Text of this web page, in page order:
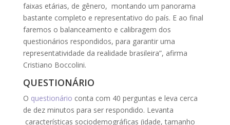
faixas etárias, de gênero, montando um panorama
bastante completo e representativo do país. E ao final
faremos o balanceamento e calibragem dos
questionários respondidos, para garantir uma
representatividade da realidade brasileira”, afirma
Cristiano Boccolini.
QUESTIONÁRIO
O questionário conta com 40 perguntas e leva cerca
de dez minutos para ser respondido. Levanta
características sociodemográficas (idade, tamanho